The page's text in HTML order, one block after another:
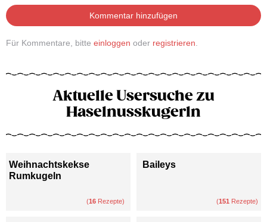
Kommentar hinzufügen
Für Kommentare, bitte einloggen oder registrieren
Aktuelle Usersuche zu
Haselnusskugerln
Weihnachtskekse
Rumkugeln
(16 Rezepte)
Baileys
(151 Rezepte)